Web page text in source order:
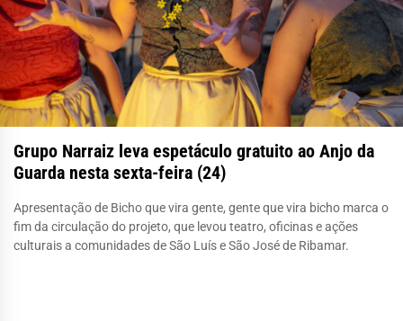
Grupo Narraiz leva espetáculo gratuito ao Anjo da
Guarda nesta sexta-feira (24)
Apresentação de Bicho que vira gente, gente que vira bicho marca o
fim da circulação do projeto, que levou teatro, oficinas e ações
culturais a comunidades de São Luís e São José de Ribamar.